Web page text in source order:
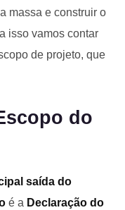
massa e construir o
isso vamos contar
de projeto, que
do
saída do
é a Declaração do